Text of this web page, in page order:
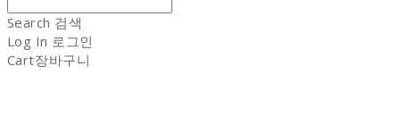
Search 검색
Log In 로그인
Cart장바구니